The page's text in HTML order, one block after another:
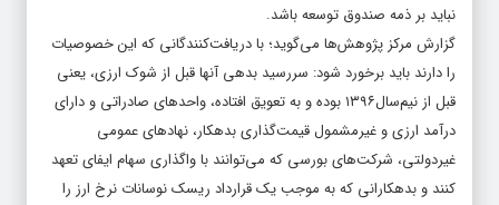
نباید بر ذمه صندوق توسعه باشد.
گزارش مرکز پژوهش‌ها می‌گوید؛ با دریافت‌‌‌‌‌‌کنندگانی که این خصوصیات
را دارند باید برخورد شود: سررسید ‌بدهی آنها قبل از شوک ارزی، یعنی
قبل از نیم‌سال‌۱۳۹۶ بوده و به تعویق افتاده، واحدهای صادراتی و دارای
درآمد ارزی و غیرمشمول قیمت‌گذاری بدهکار، نهادهای عمومی
غیردولتی، شرکت‌های بورسی که می‌توانند با واگذاری سهام ایفای تعهد
کنند و بدهکارانی که به موجب یک قرارداد ریسک نوسانات نرخ ارز را